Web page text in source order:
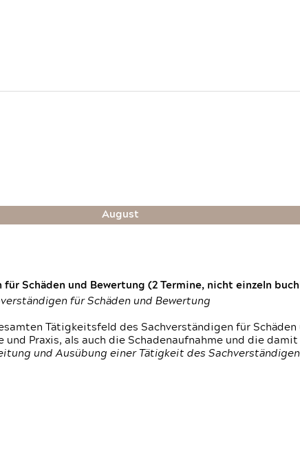
August
Schäden und Bewertung (2 Termine, nicht einzeln
für Schäden und Bewertung
Tätigkeitsfeld des Sachverständigen für Schäden
Praxis, als auch die Schadenaufnahme und die damit
und Ausübung einer Tätigkeit des